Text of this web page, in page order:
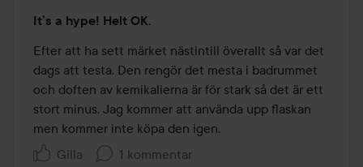
2
av
5
It’s a hype! Helt OK.
Efter att ha sett märket nästintill överallt så var det
dags att testa. Den rengör det mesta i badrummet
och doften av kemikalierna är för stark så det är ett
stort minus. Jag kommer att använda upp flaskan
men kommer inte köpa den igen.
Gilla
1 kommentar